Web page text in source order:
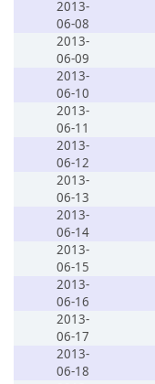
2013-
06-08
2013-
06-09
2013-
06-10
2013-
06-11
2013-
06-12
2013-
06-13
2013-
06-14
2013-
06-15
2013-
06-16
2013-
06-17
2013-
06-18